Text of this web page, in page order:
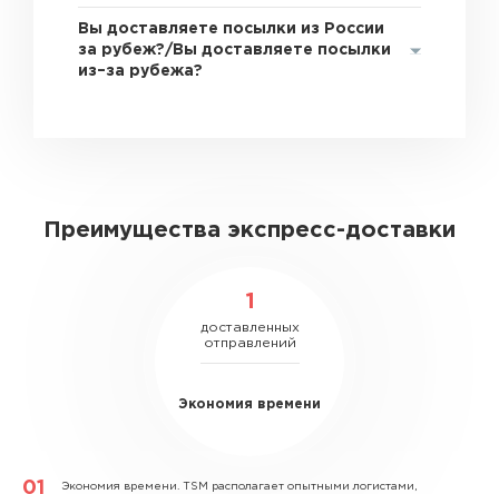
Вы доставляете посылки из России
за рубеж?/Вы доставляете посылки
из–за рубежа?
Преимущества экспресс-доставки
1
доставленных
отправлений
Экономия времени
Экономия времени. TSM располагает опытными логистами,